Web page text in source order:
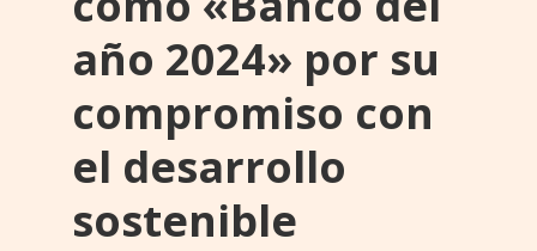
año 2024» por su
compromiso con
el desarrollo
sostenible